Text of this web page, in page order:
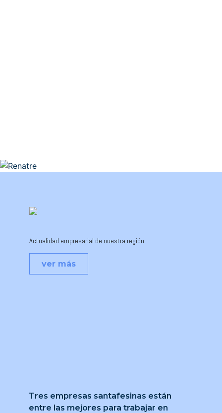
Tres empresas santafesinas están
entre las mejores para trabajar en
Actualidad empresarial de nuestra región.
ver más